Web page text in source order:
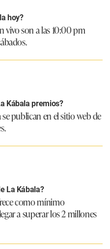
hoy?
vivo son a las 10:00 pm
Kábala premios?
publican en el sitio web de
La Kábala?
como mínimo
a superar los 2 millones